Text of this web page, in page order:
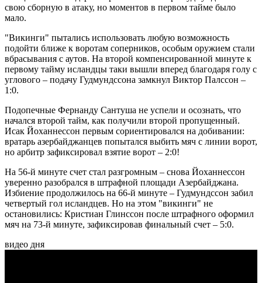
свою сборную в атаку, но моментов в первом тайме было
мало.
"Викинги" пытались использовать любую возможность
подойти ближе к воротам соперников, особым оружием стали
вбрасывания с аутов. На второй компенсированной минуте к
первому тайму исландцы таки вышли вперед благодаря голу с
углового – подачу Гудмундссона замкнул Виктор Палссон –
1:0.
Подопечные Фернанду Сантуша не успели и осознать, что
начался второй тайм, как получили второй пропущенный.
Исак Йоханнессон первым сориентировался на добивании:
вратарь азербайджанцев попытался выбить мяч с линии ворот,
но арбитр зафиксировал взятие ворот – 2:0!
На 56-й минуте счет стал разгромным – снова Йоханнессон
уверенно разобрался в штрафной площади Азербайджана.
Избиение продолжилось на 66-й минуте – Гудмундссон забил
четвертый гол исландцев. Но на этом "викинги" не
остановились: Кристиан Глинссон после штрафного оформил
мяч на 73-й минуте, зафиксировав финальный счет – 5:0.
видео дня